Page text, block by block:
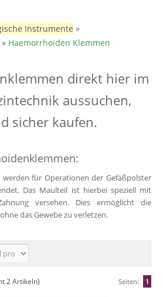
Instrumente »
» Haemorrhoiden Klemmen
direkt hier im
aussuchen,
sicher kaufen.
für Operationen der Gefäßpolster
Das Maulteil ist hierbei speziell mit
versehen. Dies ermöglicht die
das Gewebe zu verletzen.
2Artikeln) Seiten: 1